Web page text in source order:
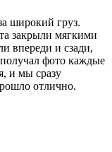
широкий груз.
закрыли мягкими
впереди и сзади,
фото каждые
и мы сразу
отлично.